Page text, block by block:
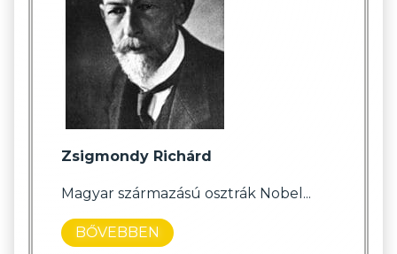
Zsigmondy Richárd
Magyar származású osztrák Nobel...
BŐVEBBEN